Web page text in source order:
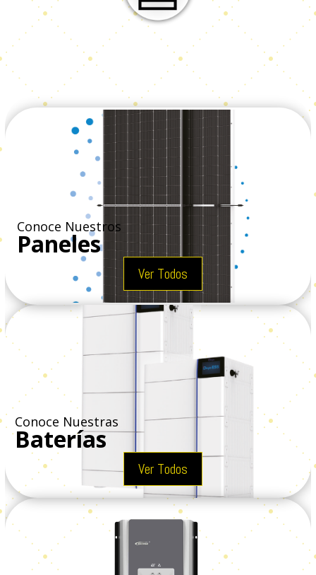
Conoce Nuestros
Paneles
Ver Todos
Conoce Nuestras
Baterías
Ver Todos